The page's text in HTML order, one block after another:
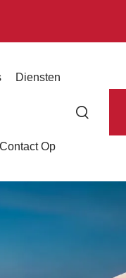
Diensten
Op